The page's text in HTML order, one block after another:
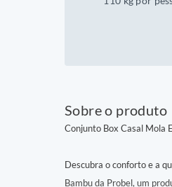
Sobre o produto
Conjunto Box Casal Mola
Descubra o conforto e a
Bambu da Probel, um